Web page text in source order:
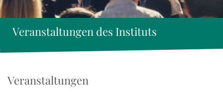
Veranstaltungen des Instituts
Veranstaltungen